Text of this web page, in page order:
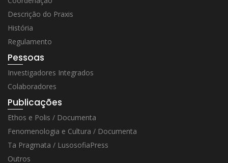
Descrição do Praxis
História
Regulamento
Pessoas
Investigadores Integrados
Colaboradores
Publicações
Ethos e Polis / Documenta
Fenomenologia e Cultura / Documenta
Ta Pragmata / LusosofiaPress
Outros